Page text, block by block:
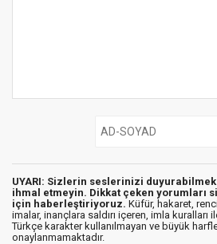
UYARI: Sizlerin seslerinizi
ihmal etmeyin. Dikkat çeken yorumları
için haberleştiriyoruz. Küfür, hakaret,
imalar, inançlara saldırı içeren, imla kuralları
Türkçe karakter kullanılmayan ve büyük
onaylanmamaktadır.